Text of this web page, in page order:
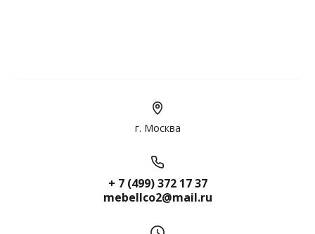
г. Москва
+ 7 (499) 372 17 37
mebellco2@mail.ru